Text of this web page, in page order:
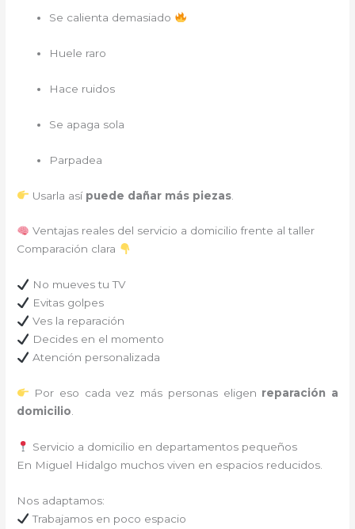
Se calienta demasiado
Huele raro
Hace ruidos
Se apaga sola
Parpadea
Usarla así puede dañar más piezas.
Ventajas reales del servicio a domicilio frente al taller
Comparación clara
No mueves tu TV
Evitas golpes
Ves la reparación
Decides en el momento
Atención personalizada
Por eso cada vez más personas eligen reparación a
domicilio
Servicio a domicilio en departamentos pequeños
En Miguel Hidalgo muchos viven en espacios reducidos.
Nos adaptamos:
Trabajamos en poco espacio